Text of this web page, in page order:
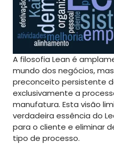
A filosofia Lean é
mundo dos negócios,
preconceito persistente
exclusivamente a
manufatura. Esta visão
verdadeira essência do
para o cliente e eliminar
tipo de processo.